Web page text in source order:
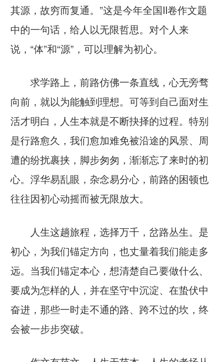
其源，故穷而复通。”这是今年全国II卷作文题
中的一句话，给人以无限哲思。对个人来
说，“体”和“源”，可以理解为初心。
求学路上，前路仿佛一条直线，心无旁骛
向前，就以为能触到理想。可等到自己面对生
活才明白，人生本就是不断抉择的过程。特别
是行路愈久，我们愈加难免被沿途的风景、周
遭的纷扰裹挟，脚步匆匆，渐渐忘了来时的初
心。浮华易乱眼，杂念易分心，前路的困顿也
往往因初心动摇而被无限放大。
人生这趟旅程，选择万千，岔路丛生。是
初心，为我们锚定方向，也丈量着我们能走多
远。当我们锚定本心，想清楚自己要做什么、
要成为怎样的人，并在坚守中沉淀、在蛰伏中
奋进，那些一时走不通的路、跨不过的坎，终
会被一步步突破。